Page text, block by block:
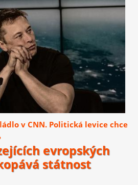
v CNN. Politická levice chce
evropských
státnost